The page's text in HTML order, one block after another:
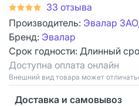
33 отзыва
Производитель: Эвалар
Бренд: Эвалар
Срок годности: Длинный
Доступна оплата онлайн
Bнешний вид товара может
Доставка и самовывоз